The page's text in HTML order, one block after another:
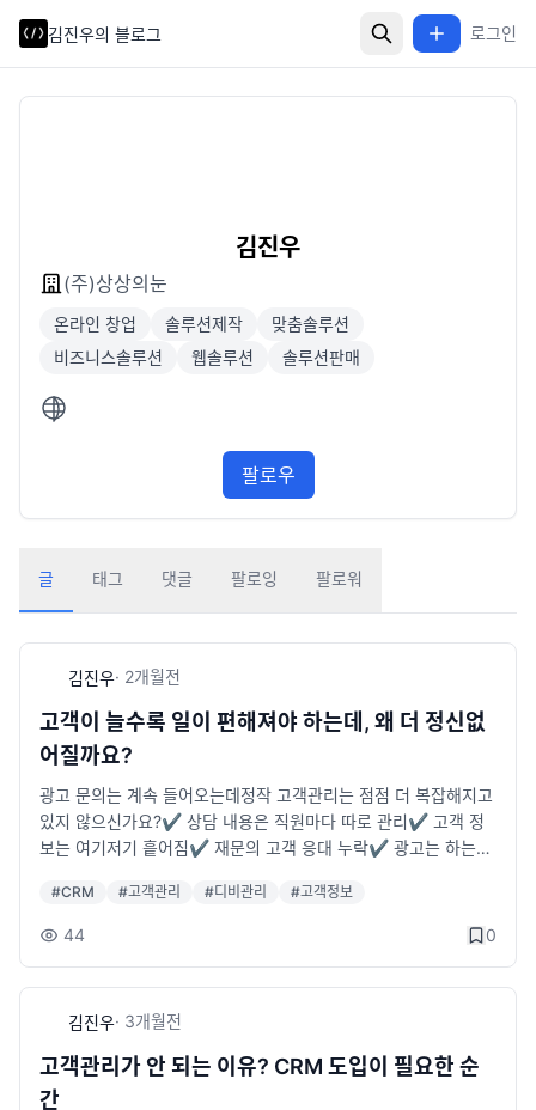
김진우의 블로그 로그인
김진우
(주)상상의눈
온라인 창업 솔루션제작
맞춤솔루션
비즈니스솔루션
웹솔루션 솔루션판매
팔로우
글 태그 댓글 팔로잉 팔로워
김진우· 2개월전
고객이 늘수록 일이 편해져야 하는데, 왜 더 정신없
어질까요?
광고 문의는 계속 들어오는데정작 고객관리는 점점 더 복잡해지고
있지 않으신가요?✔ 상담 내용은 직원마다 따로 관리✔ 고객 정
보는 여기저기 흩어짐✔ 재문의 고객 응대 누락✔ 광고는 하는데
이 늘어날수록 관리 누락은 결국 매출 손실로 이어집니다.CRM 고
객관리 솔루션 하나면고객 등록 · 상담이력 · 메모 · 유입분석까지
ager.html
#CRM #고객관리 #디비관리 #고객정보
44 0
김진우· 3개월전
고객관리가 안 되는 이유? CRM 도입이 필요한 순
간